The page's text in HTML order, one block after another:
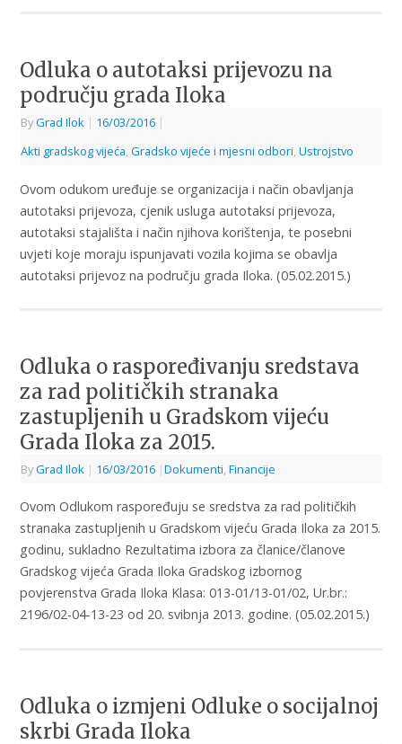
Odluka o autotaksi prijevozu na
području grada Iloka
ByGrad Ilok | 16/03/2016 |
Akti gradskog vijeća, Gradsko vijeće i mjesni odbori, Ustrojstvo
Ovom odukom uređuje se organizacija i način obavljanja
autotaksi prijevoza, cjenik usluga autotaksi prijevoza,
autotaksi stajališta i način njihova korištenja, te posebni
uvjeti koje moraju ispunjavati vozila kojima se obavlja
autotaksi prijevoz na području grada Iloka. (05.02.2015.)
Odluka o raspoređivanju sredstava
za rad političkih stranaka
zastupljenih u Gradskom vijeću
Grada Iloka za 2015.
ByGrad Ilok | 16/03/2016 |Dokumenti, Financije
Ovom Odlukom raspoređuju se sredstva za rad političkih
stranaka zastupljenih u Gradskom vijeću Grada Iloka za 2015.
godinu, sukladno Rezultatima izbora za članice/članove
Gradskog vijeća Grada Iloka Gradskog izbornog
povjerenstva Grada Iloka Klasa: 013-01/13-01/02, Ur.br.:
2196/02-04-13-23 od 20. svibnja 2013. godine. (05.02.2015.)
Odluka o izmjeni Odluke o socijalnoj
skrbi Grada Iloka